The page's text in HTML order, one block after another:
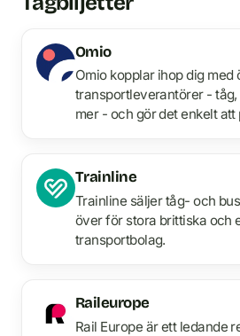
Omio
Omio kopplar ihop dig med
transportleverantörer -
mer - och gör det enkelt att
Trainline
Trainline säljer tåg- och
över för stora brittiska och
transportbolag.
Raileurope
Rail Europe är ett ledande